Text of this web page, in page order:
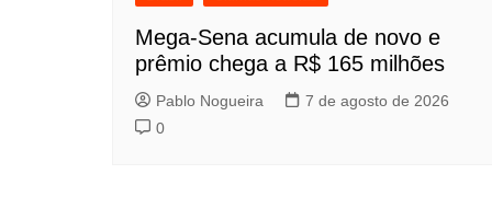
Mega-Sena acumula de novo e
prêmio chega a R$ 165 milhões
Pablo Nogueira
7 de agosto de 2026
0